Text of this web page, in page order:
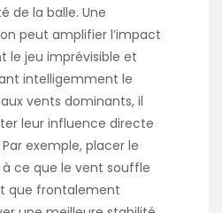
de la balle. Une
peut amplifier l’impact
le jeu imprévisible et
intelligemment le
vents dominants, il
leur influence directe
exemple, placer le
ce que le vent souffle
que frontalement